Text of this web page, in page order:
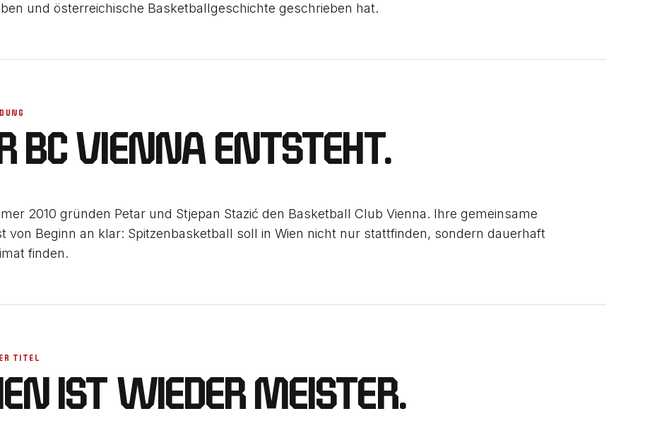
und österreichische Basketballgeschichte geschrieben hat.
BC VIENNA ENTSTEHT.
2010 gründen Petar und Stjepan Stazić den Basketball Club Vienna. Ihre gemeinsame
von Beginn an klar: Spitzenbasketball soll in Wien nicht nur stattfinden, sondern dauerhaft
finden.
TITEL
IST WIEDER MEISTER.